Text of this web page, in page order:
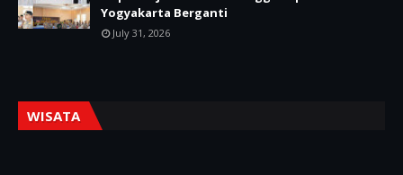
Yogyakarta Berganti
July 31, 2026
WISATA